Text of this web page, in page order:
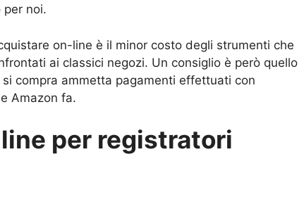
noi.
on-line è il minor costo degli strumenti che
ai classici negozi. Un consiglio è però quello
compra ammetta pagamenti effettuati con
Amazon fa.
per registratori